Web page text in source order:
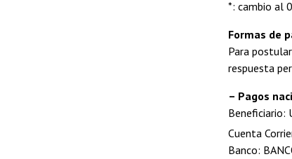
*: cambio al
Formas de
Para
respuesta
– Pagos
Beneficiario:
Cuenta
Banco: